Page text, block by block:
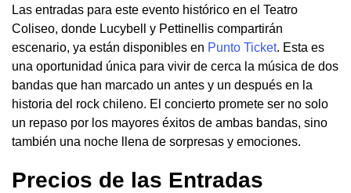
Las entradas para este evento histórico en el Teatro
Coliseo, donde Lucybell y Pettinellis compartirán
escenario, ya están disponibles en Punto Ticket. Esta es
una oportunidad única para vivir de cerca la música de dos
bandas que han marcado un antes y un después en la
historia del rock chileno. El concierto promete ser no solo
un repaso por los mayores éxitos de ambas bandas, sino
también una noche llena de sorpresas y emociones.
Precios de las Entradas